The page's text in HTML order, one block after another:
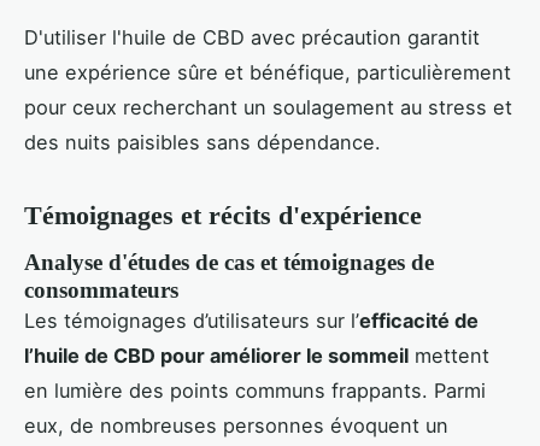
D'utiliser l'huile de CBD avec précaution garantit
une expérience sûre et bénéfique, particulièrement
pour ceux recherchant un soulagement au stress et
des nuits paisibles sans dépendance.
Témoignages et récits d'expérience
Analyse d'études de cas et témoignages de
consommateurs
Les témoignages d’utilisateurs sur l’efficacité de
l’huile de CBD pour améliorer le sommeil mettent
en lumière des points communs frappants. Parmi
eux, de nombreuses personnes évoquent un